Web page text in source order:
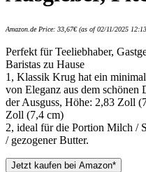
Amazon.de Price: 33,67€(as of 02/11/2025
Perfekt für Teeliebhaber,
Baristas zu Hause
1, Klassik Krug hat ein
von Eleganz aus dem schönen
der Ausguss, Höhe: 2,83 Zoll
Zoll (7,4 cm)
2, ideal für die Portion Milch /
/ gezogener Butter.
Jetzt kaufen bei Amazon*